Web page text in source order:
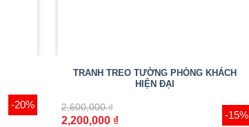
-20%
-15%
TRANH TREO TƯỜNG PHÒNG KHÁCH
HIỆN ĐẠI
2,600,000₫
2,200,000 ₫